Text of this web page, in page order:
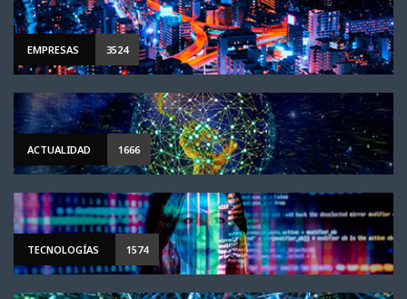
EMPRESAS 3524
ACTUALIDAD 1666
TECNOLOGÍAS 1574